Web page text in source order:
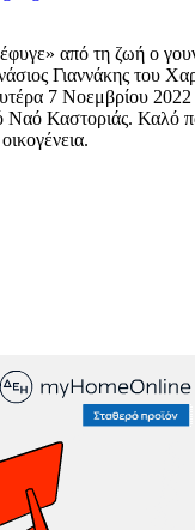
από τη ζωή ο
Γιαννάκης του
7 Νοεμβρίου
Ναό Καστοριάς. Καλό